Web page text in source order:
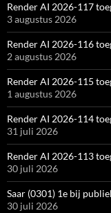
Render AI 2026-117
3 augustus 2026
Render AI 2026-116
2 augustus 2026
Render AI 2026-115
1 augustus 2026
Render AI 2026-114
31 juli 2026
Render AI 2026-113
30 juli 2026
Saar (0301) 1e bij
30 juli 2026